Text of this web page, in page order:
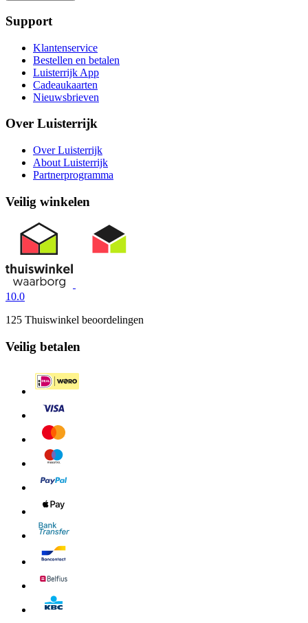
Support
Klantenservice
Bestellen en betalen
Luisterrijk App
Cadeaukaarten
Nieuwsbrieven
Over Luisterrijk
Over Luisterrijk
About Luisterrijk
Partnerprogramma
Veilig winkelen
10.0
125 Thuiswinkel beoordelingen
Veilig betalen